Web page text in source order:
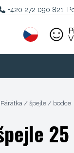
+420 272 090 821
Párátka / špejle / bodce